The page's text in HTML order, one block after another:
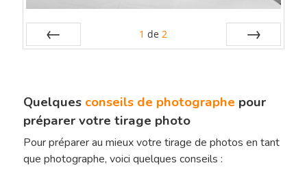
1 de 2
Quelques conseils de photographe pour
préparer votre tirage photo
Pour préparer au mieux votre tirage de photos en tant
que photographe, voici quelques conseils :